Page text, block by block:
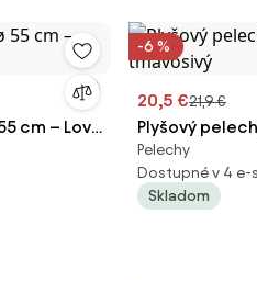
cm – Love
-6 %
20,5 €21,9 €
Plyšový
tmavosivý
Pelechy
Dostupné v 4 e-
Skladom